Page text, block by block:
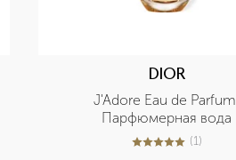
DIOR
J'Adore Eau de Parfum
Парфюмерная вода
5из 51 (1)